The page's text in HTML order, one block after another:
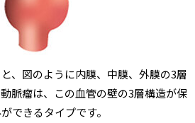
、図のように内膜、中膜、外膜の3層
脈瘤は、この血管の壁の3層構造が保
できるタイプです。